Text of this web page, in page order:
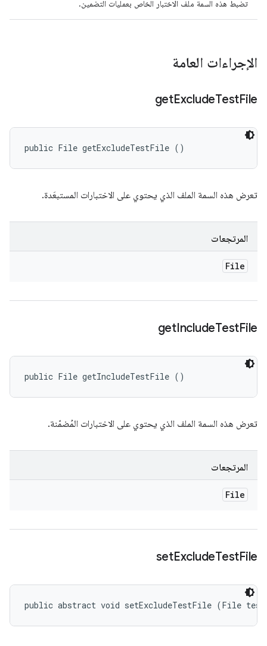
تضبط هذه السمة ملف الاختبار الخاص بعمليات التضمين.
الإجراءات العامة
getExcludeTestFile
public File getExcludeTestFile ()
تعرض هذه السمة الملف الذي يحتوي على الاختبارات المستبعَدة.
المرتجعات
File
getIncludeTestFile
public File getIncludeTestFile ()
تعرض هذه السمة الملف الذي يحتوي على الاختبارات المُضمّنة.
المرتجعات
File
setExcludeTestFile
public abstract void setExcludeTestFile (File